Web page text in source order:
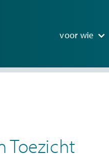
navigation
voor wie
Toezicht